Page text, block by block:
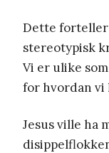
Dette forteller
stereotypisk
Vi er ulike
for hvordan vi
Jesus ville ha